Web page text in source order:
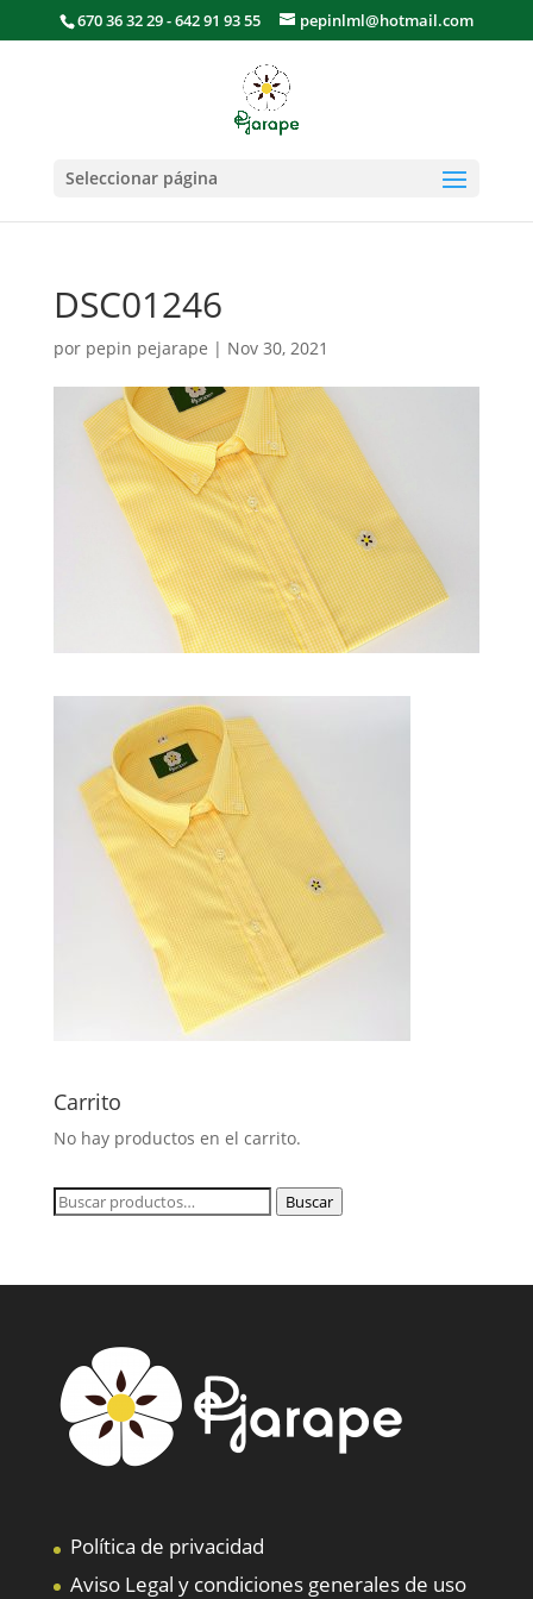
670 36 32 29 - 642 91 93 55 pepinlml@hotmail.com
Seleccionar página
DSC01246
por pepin pejarape | Nov 30, 2021
Carrito
No hay productos en el carrito.
Buscar
Buscar
Política de privacidad
Aviso Legal y condiciones generales de uso